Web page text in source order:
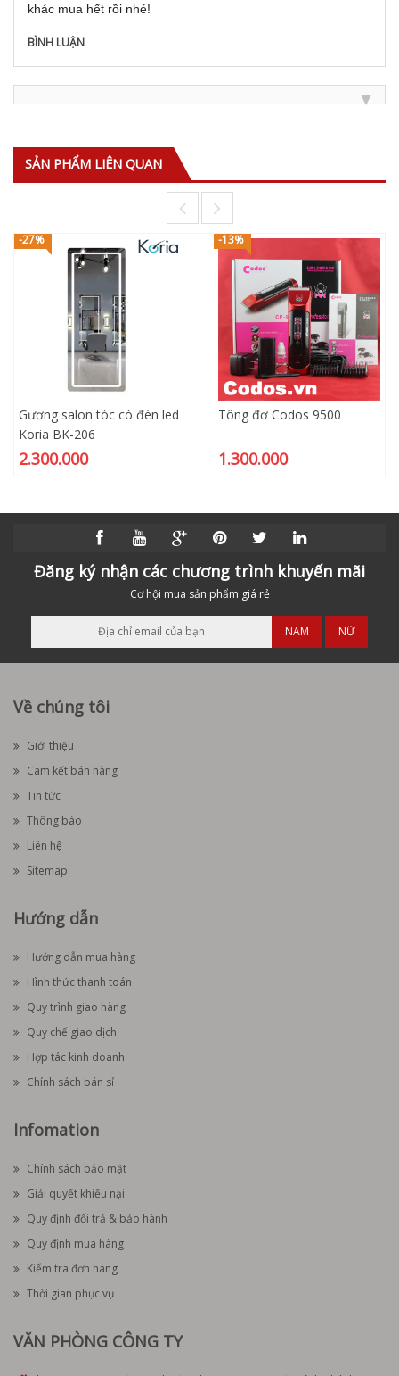
khác mua hết rồi nhé!
BÌNH LUẬN
SẢN PHẨM LIÊN QUAN
-27%
Gương salon tóc có đèn led
Koria BK-206
2.300.000
-13%
Tông đơ Codos 9500
1.300.000
Đăng ký nhận các chương trình khuyến mãi
Cơ hội mua sản phẩm giá rẻ
NAM NỮ
Về chúng tôi
Giới thiệu
Cam kết bán hàng
Tin tức
Thông báo
Liên hệ
Sitemap
Hướng dẫn
Hướng dẫn mua hàng
Hình thức thanh toán
Quy trình giao hàng
Quy chế giao dịch
Hợp tác kinh doanh
Chính sách bán sỉ
Infomation
Chính sách bảo mật
Giải quyết khiếu nại
Quy định đổi trả & bảo hành
Quy định mua hàng
Kiểm tra đơn hàng
Thời gian phục vụ
VĂN PHÒNG CÔNG TY